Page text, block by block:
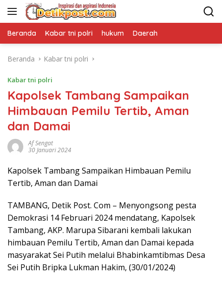
Langsung
Beranda Kabar tni polri hukum Daerah
Beranda Kabar tni polri
Kabar tni polri
Kapolsek Tambang Sampaikan
Himbauan Pemilu Tertib, Aman
dan Damai
Af Sengat
30 Januari 2024
Kapolsek Tambang Sampaikan Himbauan Pemilu
Tertib, Aman dan Damai
TAMBANG, Detik Post. Com – Menyongsong pesta
Demokrasi 14 Februari 2024 mendatang, Kapolsek
Tambang, AKP. Marupa Sibarani kembali lakukan
himbauan Pemilu Tertib, Aman dan Damai kepada
masyarakat Sei Putih melalui Bhabinkamtibmas Desa
Sei Putih Bripka Lukman Hakim, (30/01/2024)